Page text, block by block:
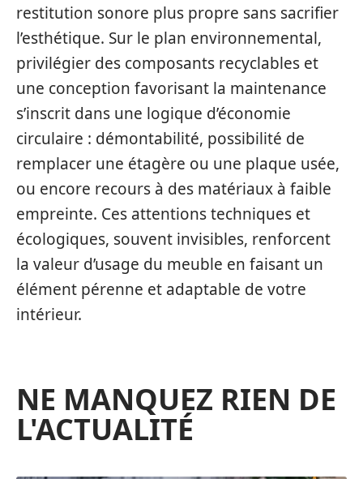
restitution sonore plus propre sans sacrifier
l’esthétique. Sur le plan environnemental,
privilégier des composants recyclables et
une conception favorisant la maintenance
s’inscrit dans une logique d’économie
circulaire : démontabilité, possibilité de
remplacer une étagère ou une plaque usée,
ou encore recours à des matériaux à faible
empreinte. Ces attentions techniques et
écologiques, souvent invisibles, renforcent
la valeur d’usage du meuble en faisant un
élément pérenne et adaptable de votre
intérieur.
NE MANQUEZ RIEN DE
L'ACTUALITÉ